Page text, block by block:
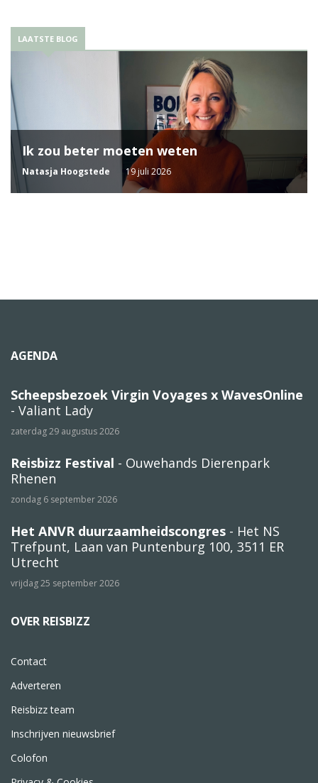
LAATSTE BLOG
Ik zou beter moeten weten
Natasja Hoogstede 19 juli 2026
AGENDA
Scheepsbezoek Virgin Voyages x WavesOnline
- Valiant Lady
zaterdag 29 augustus 2026
Reisbizz Festival - Ouwehands Dierenpark
Rhenen
zondag 6 september 2026
Het ANVR duurzaamheidscongres - Het NS
Trefpunt, Laan van Puntenburg 100, 3511 ER
Utrecht
vrijdag 25 september 2026
OVER REISBIZZ
Contact
Adverteren
Reisbizz team
Inschrijven nieuwsbrief
Colofon